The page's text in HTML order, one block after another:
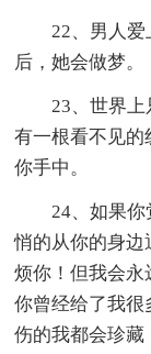
22、男人
后，她会做梦。
23、世界
有一根看不见的
你手中。
24、如果
悄的从你的身边
烦你！但我会永
你曾经给了我
伤的我都会珍藏